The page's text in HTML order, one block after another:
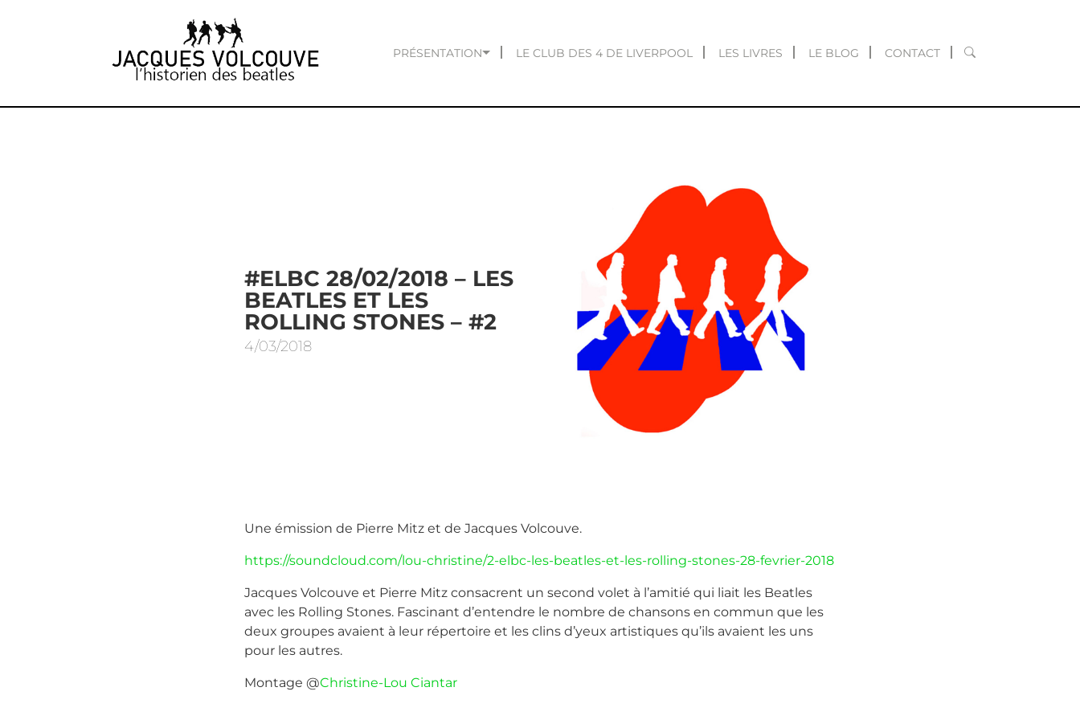
PRÉSENTATION LE CLUB DES 4 DE LIVERPOOL LES LIVRES LE BLOG CONTACT
#ELBC 28/02/2018 – LES
BEATLES ET LES
ROLLING STONES – #2
4/03/2018
Une émission de Pierre Mitz et de Jacques Volcouve.
https://soundcloud.com/lou-christine/2-elbc-les-beatles-et-les-rolling-stones-28-fevrier-2018
Jacques Volcouve et Pierre Mitz consacrent un second volet à l’amitié qui liait les Beatles
avec les Rolling Stones. Fascinant d’entendre le nombre de chansons en commun que les
deux groupes avaient à leur répertoire et les clins d’yeux artistiques qu’ils avaient les uns
pour les autres.
Montage @Christine-Lou Ciantar